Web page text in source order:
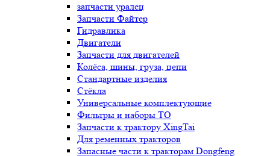
запчасти уралец
Запчасти Файтер
Гидравлика
Двигатели
Запчасти для двигателей
Колёса, шины, груза, цепи
Стандартные изделия
Стёкла
Универсальные комплектующие
Фильтры и наборы ТО
Запчасти к трактору XingTai
Для ременных тракторов
Запасные части к тракторам Dongfeng